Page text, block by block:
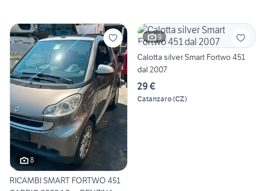
8
RICAMBI SMART FORTWO 451
9
Calotta silver Smart Fortwo 451
dal 2007
29 €
Catanzaro(CZ)